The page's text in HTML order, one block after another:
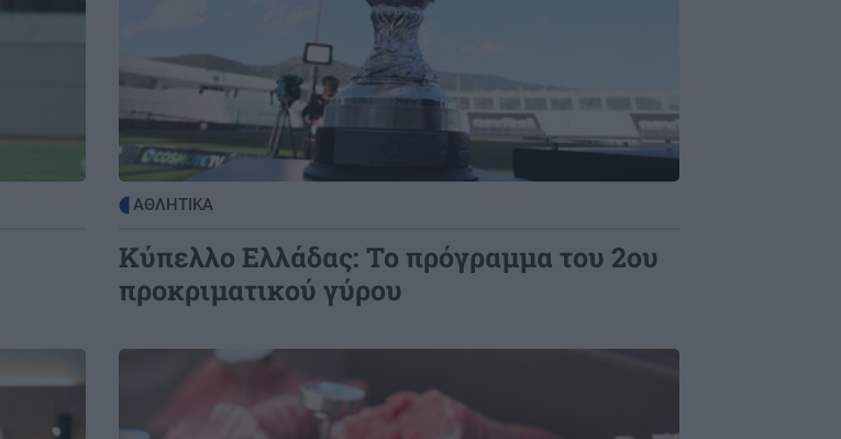
ΑΘΛΗΤΙΚΑ
Κύπελλο Ελλάδας: Το πρόγραμμα του 2ου
προκριματικού γύρου